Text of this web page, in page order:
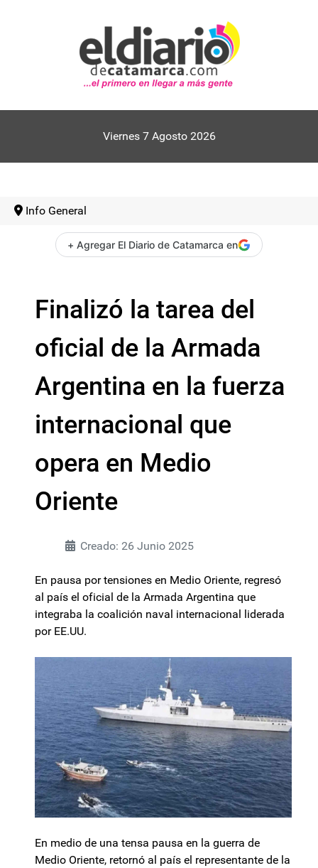
Viernes 7 Agosto 2026
Info General
+ Agregar El Diario de Catamarca en
Finalizó la tarea del
oficial de la Armada
Argentina en la fuerza
internacional que
opera en Medio
Oriente
Creado: 26 Junio 2025
En pausa por tensiones en Medio Oriente, regresó
al país el oficial de la Armada Argentina que
integraba la coalición naval internacional liderada
por EE.UU.
En medio de una tensa pausa en la guerra de
Medio Oriente, retornó al país el representante de la